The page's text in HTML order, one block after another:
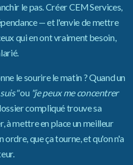
le pas. Créer CEM Services,
— et l'envie de mettre
qui en ont vraiment besoin,
le sourire le matin ? Quand un
ou "je peux me concentrer
compliqué trouve sa
à mettre en place un meilleur
que ça tourne, et qu'on n'a